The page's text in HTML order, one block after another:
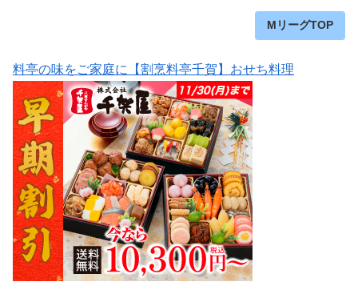
MリーグTOP
料亭の味をご家庭に【割烹料亭千賀】おせち料理